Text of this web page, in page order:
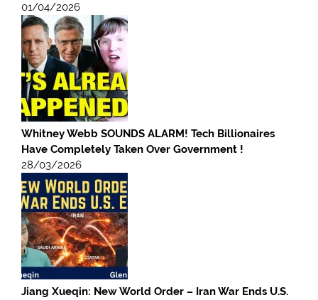
01/04/2026
Whitney Webb SOUNDS ALARM! Tech Billionaires
Have Completely Taken Over Government !
28/03/2026
Jiang Xueqin: New World Order – Iran War Ends U.S.